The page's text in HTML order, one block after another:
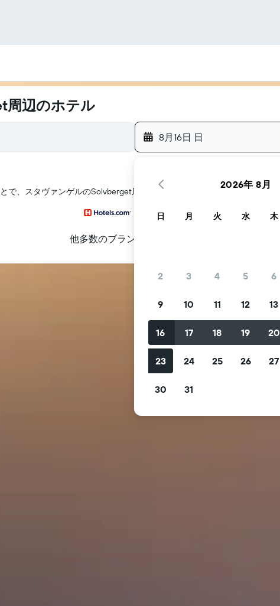
周辺のホテル
8月16日 日
で、スタヴァンゲル​のSolvberget​周辺にあるホテル探しをお手伝いします
他多数のブランド
2026年 8月
日 月 火 水 木
2 3 4 5 6
9 10 11 12 13
16 17 18 19 20
23 24 25 26 27
30 31